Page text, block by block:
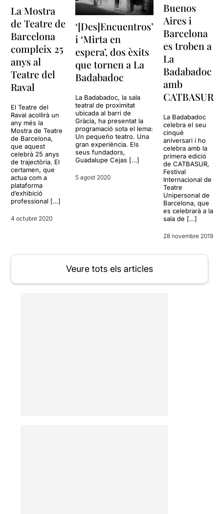
La Mostra
de Teatre de
Barcelona
compleix 25
anys al
Teatre del
Raval
El Teatre del
Raval acollirà un
any més la
Mostra de Teatre
de Barcelona,
que aquest
celebrà 25 anys
de trajectòria. El
certamen, que
actua com a
plataforma
d’exhibició
professional […]
4 octubre 2020
‘[Des]Encuentros’
i ‘Mirta en
espera’, dos èxits
que tornen a La
Badabadoc
La Badabadoc, la sala
teatral de proximitat
ubicada al barri de
Gràcia, ha presentat la
programació sota el lema:
Un pequeño teatro. Una
gran experiència. Els
seus fundadors,
Guadalupe Cejas […]
5 agost 2020
Buenos
Aires i
Barcelona
es troben a
La
Badabadoc
amb
CATBASUR
La Badabadoc
celebra el seu
cinquè
aniversari i ho
celebra amb la
primera edició
de CATBASUR,
Festival
Internacional de
Teatre
Unipersonal de
Barcelona, que
es celebrarà a la
sala de […]
28 novembre 2019
Veure tots els articles